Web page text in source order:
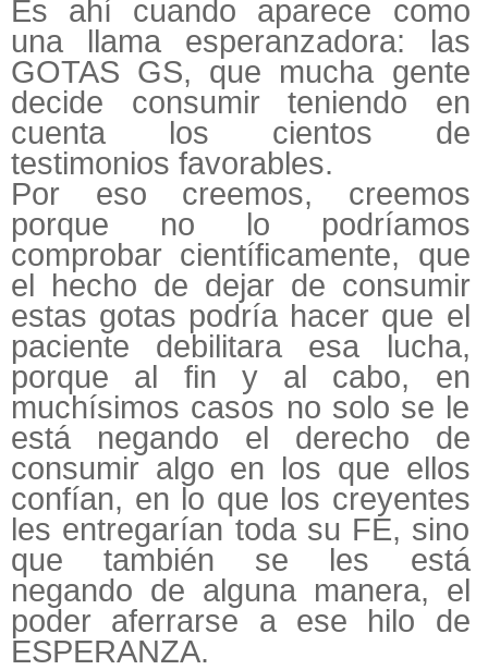
Es ahí cuando aparece como
una llama esperanzadora: las
GOTAS GS, que mucha gente
decide consumir teniendo en
cuenta los cientos de
testimonios favorables.
Por eso creemos, creemos
porque no lo podríamos
comprobar científicamente, que
el hecho de dejar de consumir
estas gotas podría hacer que el
paciente debilitara esa lucha,
porque al fin y al cabo, en
muchísimos casos no solo se le
está negando el derecho de
consumir algo en los que ellos
confían, en lo que los creyentes
les entregarían toda su FE, sino
que también se les está
negando de alguna manera, el
poder aferrarse a ese hilo de
ESPERANZA.